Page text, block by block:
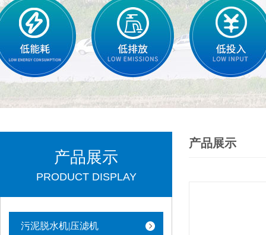
产品展示
PRODUCT DISPLAY
污泥脱水机|压滤机
产品展示